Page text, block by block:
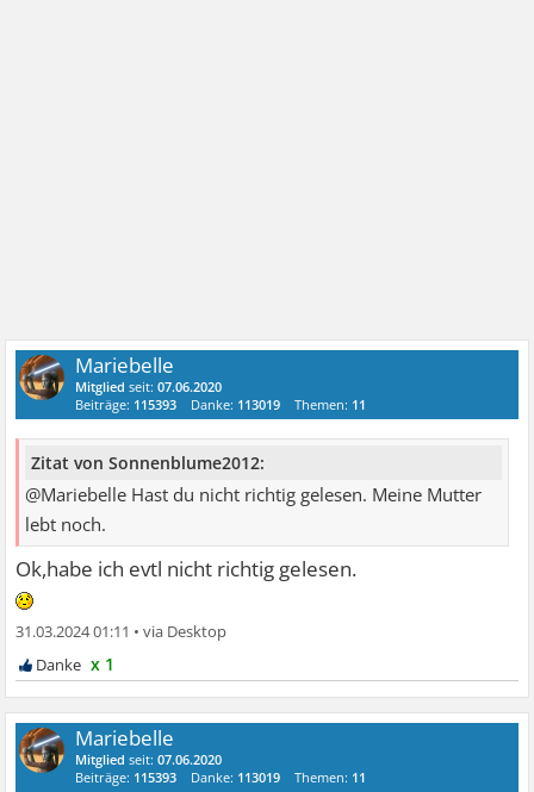
Mariebelle
Mitglied seit:07.06.2020
Beiträge: 115393 Danke: 113019 Themen: 11
Zitat von Sonnenblume2012:
@Mariebelle Hast du nicht richtig gelesen. Meine Mutter
lebt noch.
Ok,habe ich evtl nicht richtig gelesen.
31.03.2024 01:11 •
x 1
Mariebelle
Mitglied seit:07.06.2020
Beiträge: 115393 Danke: 113019 Themen: 11